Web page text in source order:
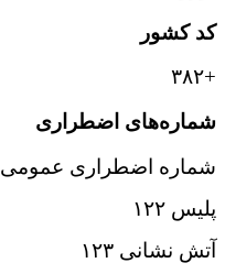
کد کشور
+۳۸۲
شماره‌های اضطراری
شماره اضطراری عمومی ۱۱۲
پلیس ۱۲۲
آتش نشانی ۱۲۳